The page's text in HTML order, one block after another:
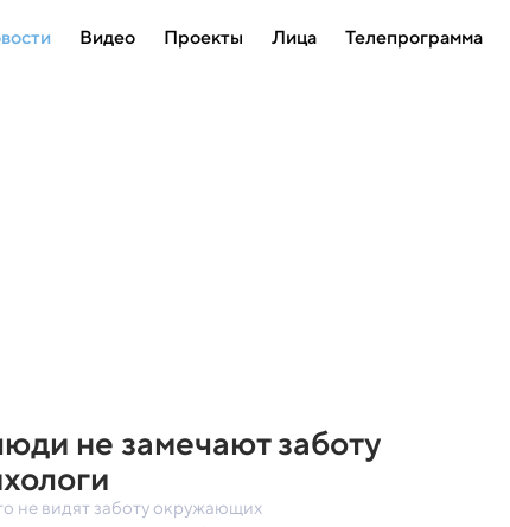
Видео Проекты Лица Телепрограмма
не замечают заботу
не видят заботу окружающих